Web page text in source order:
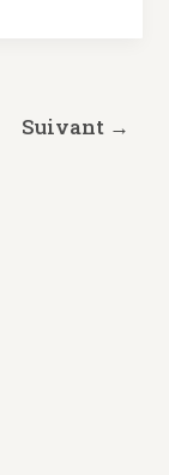
Suivant →